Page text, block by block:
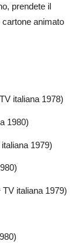
prendete il
animato
italiana 1978)
1980)
1979)
italiana 1979)